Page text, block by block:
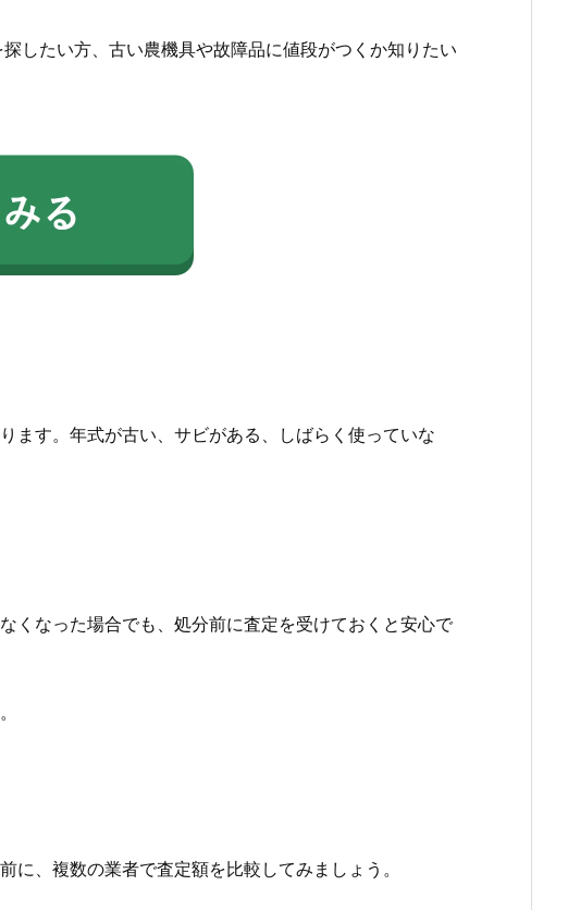
したい方、古い農機具や故障品に値段がつくか知りたい
ます。年式が古い、サビがある、しばらく使っていな
くなった場合でも、処分前に査定を受けておくと安心で
、複数の業者で査定額を比較してみましょう。